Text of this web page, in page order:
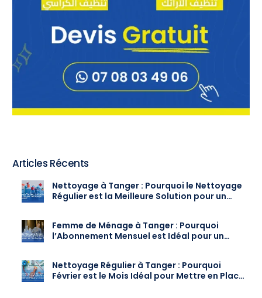
Articles Récents
Nettoyage à Tanger : Pourquoi le Nettoyage
Régulier est la Meilleure Solution pour un
Femme de Ménage à Tanger : Pourquoi
l’Abonnement Mensuel est Idéal pour un
Nettoyage Régulier à Tanger : Pourquoi
Février est le Mois Idéal pour Mettre en Place